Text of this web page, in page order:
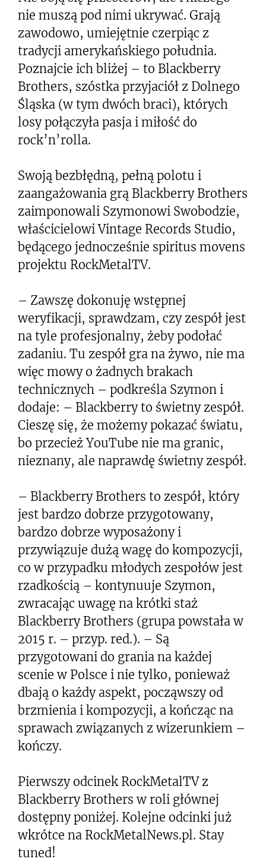
nie muszą pod nimi ukrywać. Grają
zawodowo, umiejętnie czerpiąc z
tradycji amerykańskiego południa.
Poznajcie ich bliżej – to Blackberry
Brothers, szóstka przyjaciół z Dolnego
Śląska (w tym dwóch braci), których
losy połączyła pasja i miłość do
rock’n’rolla.
Swoją bezbłędną, pełną polotu i
zaangażowania grą Blackberry Brothers
zaimponowali Szymonowi Swobodzie,
właścicielowi Vintage Records Studio,
będącego jednocześnie spiritus movens
projektu RockMetalTV.
– Zawszę dokonuję wstępnej
weryfikacji, sprawdzam, czy zespół jest
na tyle profesjonalny, żeby podołać
zadaniu. Tu zespół gra na żywo, nie ma
więc mowy o żadnych brakach
technicznych – podkreśla Szymon i
dodaje: – Blackberry to świetny zespół.
Cieszę się, że możemy pokazać światu,
bo przecież YouTube nie ma granic,
nieznany, ale naprawdę świetny zespół.
– Blackberry Brothers to zespół, który
jest bardzo dobrze przygotowany,
bardzo dobrze wyposażony i
przywiązuje dużą wagę do kompozycji,
co w przypadku młodych zespołów jest
rzadkością – kontynuuje Szymon,
zwracając uwagę na krótki staż
Blackberry Brothers (grupa powstała w
2015 r. – przyp. red.). – Są
przygotowani do grania na każdej
scenie w Polsce i nie tylko, ponieważ
dbają o każdy aspekt, począwszy od
brzmienia i kompozycji, a kończąc na
sprawach związanych z wizerunkiem –
kończy.
Pierwszy odcinek RockMetalTV z
Blackberry Brothers w roli głównej
dostępny poniżej. Kolejne odcinki już
wkrótce na RockMetalNews.pl. Stay
tuned!